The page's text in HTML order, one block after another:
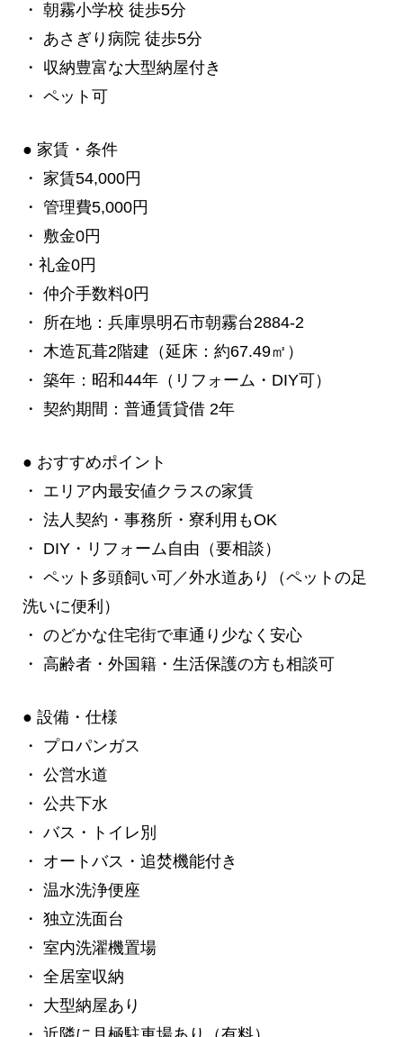
・ 朝霧小学校 徒歩5分
・ あさぎり病院 徒歩5分
・ 収納豊富な大型納屋付き
・ ペット可
● 家賃・条件
・ 家賃54,000円
・ 管理費5,000円
・ 敷金0円
・礼金0円
・ 仲介手数料0円
・ 所在地：兵庫県明石市朝霧台2884-2
・ 木造瓦葺2階建（延床：約67.49㎡）
・ 築年：昭和44年（リフォーム・DIY可）
・ 契約期間：普通賃貸借 2年
● おすすめポイント
・ エリア内最安値クラスの家賃
・ 法人契約・事務所・寮利用もOK
・ DIY・リフォーム自由（要相談）
・ ペット多頭飼い可／外水道あり（ペットの足
洗いに便利）
・ のどかな住宅街で車通り少なく安心
・ 高齢者・外国籍・生活保護の方も相談可
● 設備・仕様
・ プロパンガス
・ 公営水道
・ 公共下水
・ バス・トイレ別
・ オートバス・追焚機能付き
・ 温水洗浄便座
・ 独立洗面台
・ 室内洗濯機置場
・ 全居室収納
・ 大型納屋あり